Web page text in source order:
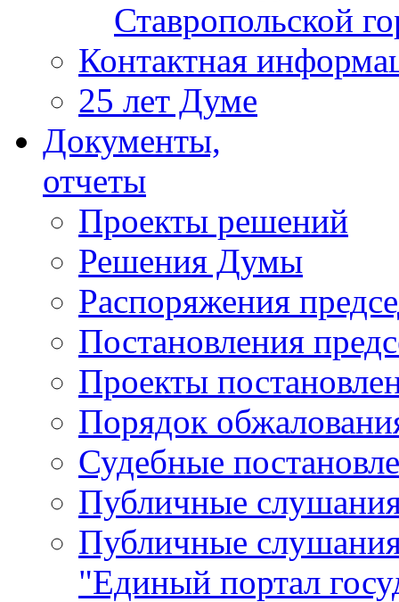
Ставропольской
Контактная
25 лет Думе
Документы,
отчеты
Проекты решений
Решения Думы
Распоряжения
Постановления
Проекты
Порядок
Судебные
Публичные
Публичные
"Единый портал